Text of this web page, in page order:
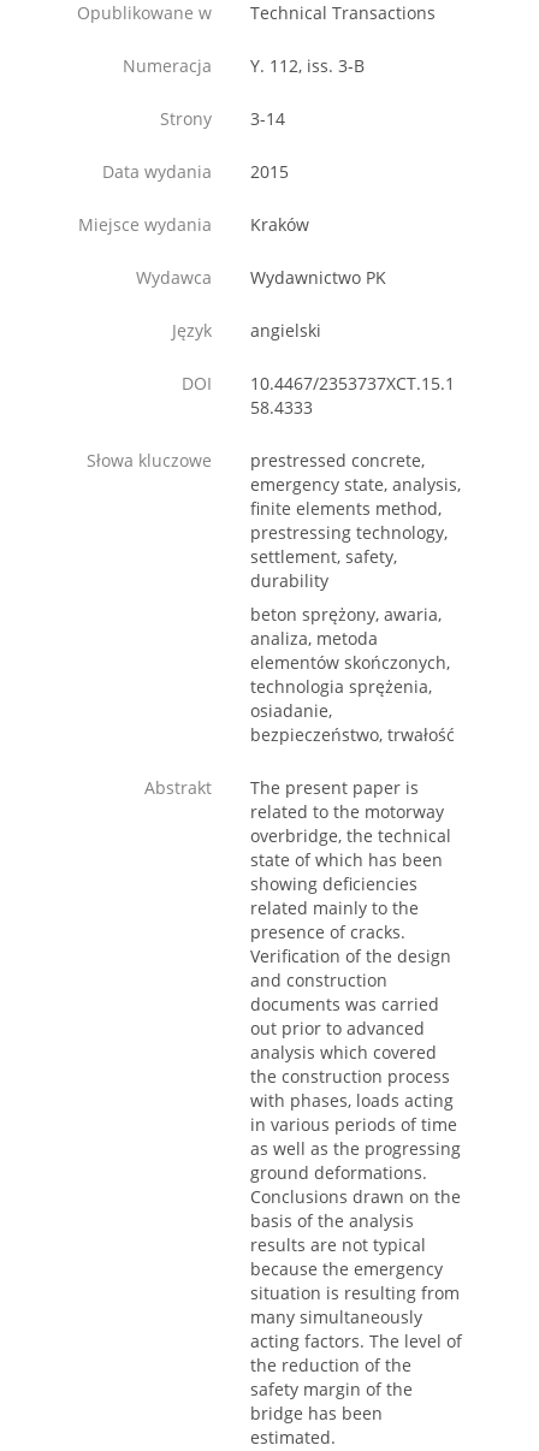
Opublikowane w Technical Transactions
Numeracja Y. 112, iss. 3-B
Strony 3-14
Data wydania 2015
Miejsce wydania Kraków
Wydawca Wydawnictwo PK
Język angielski
DOI
10.4467/2353737XCT.15.1
58.4333
Słowa kluczowe
prestressed concrete,
emergency state, analysis,
finite elements method,
prestressing technology,
settlement, safety,
durability
beton sprężony, awaria,
analiza, metoda
elementów skończonych,
technologia sprężenia,
osiadanie,
bezpieczeństwo, trwałość
Abstrakt
The present paper is
related to the motorway
overbridge, the technical
state of which has been
showing deficiencies
related mainly to the
presence of cracks.
Verification of the design
and construction
documents was carried
out prior to advanced
analysis which covered
the construction process
with phases, loads acting
in various periods of time
as well as the progressing
ground deformations.
Conclusions drawn on the
basis of the analysis
results are not typical
because the emergency
situation is resulting from
many simultaneously
acting factors. The level of
the reduction of the
safety margin of the
bridge has been
estimated.